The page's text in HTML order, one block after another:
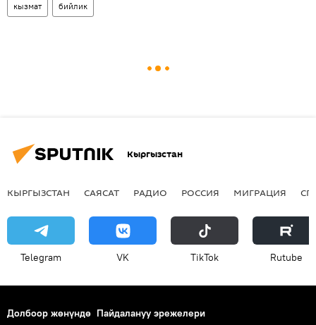
кызмат бийлик
Кыргызстан
КЫРГЫЗСТАН САЯСАТ РАДИО РОССИЯ МИГРАЦИЯ
Telegram VK ТikТоk Rutube
Долбоор жөнүндө Пайдалануу эрежелери